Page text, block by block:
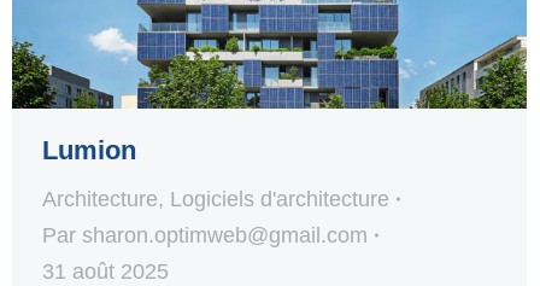
Lumion
Architecture, Logiciels d'architecture
Par sharon.optimweb@gmail.com
31 août 2025